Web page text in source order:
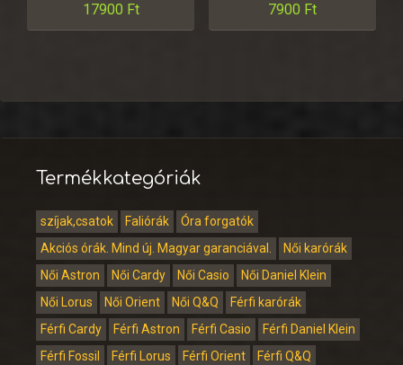
17900 Ft 7900 Ft
Termékkategóriák
szíjak,csatok Faliórák
Óra forgatók
Akciós órák. Mind új. Magyar garanciával.
Női karórák
Női Astron
Női Cardy Női Casio
Női Daniel Klein
Női Lorus
Női Orient Női Q&Q
Férfi karórák
Férfi Cardy
Férfi Astron Férfi Casio
Férfi Daniel Klein
Férfi Fossil
Férfi Lorus Férfi Orient
Férfi Q&Q